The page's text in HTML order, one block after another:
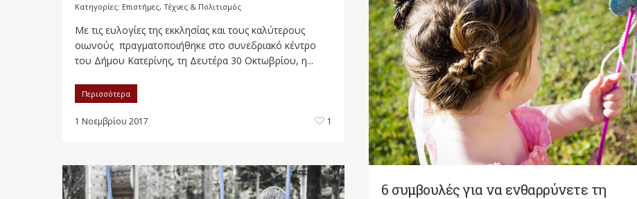
Κατηγορίες: Επιστήμες, Τέχνες & Πολιτισμός
Mε τις ευλογίες της εκκλησίας και τους καλύτερους
οιωνούς πραγματοποιήθηκε στο συνεδριακό κέντρο
του Δήμου Κατερίνης, τη Δευτέρα 30 Οκτωβρίου, η...
Περισσότερα
1 Νοεμβρίου 2017 1
6 συμβουλές για να ενθαρρύνετε τη